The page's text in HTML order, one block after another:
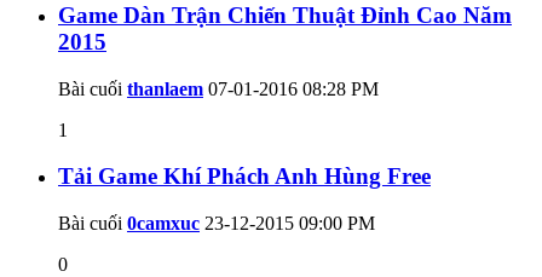
Game Dàn Trận Chiến Thuật Đỉnh Cao Năm
2015
Bài cuối thanlaem 07-01-2016 08:28 PM
1
Tải Game Khí Phách Anh Hùng Free
Bài cuối 0camxuc 23-12-2015 09:00 PM
0